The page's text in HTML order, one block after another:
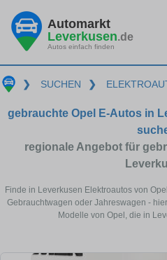
Automarkt
Leverkusen.de
Autos einfach finden
❯ SUCHEN ❯
gebrauchte Opel E-Autos in
regionale Angebot für
Finde in Leverkusen Elektroautos von
Gebrauchtwagen oder Jahreswagen -
Modelle von Opel, die in